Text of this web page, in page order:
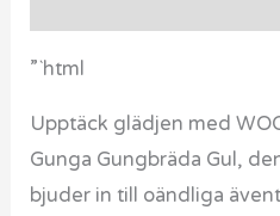
”`html
Upptäck glädjen med
Gunga Gungbräda Gul,
bjuder in till oändliga